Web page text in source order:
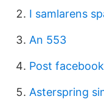
I samlarens
An 553
Post
Asterspring